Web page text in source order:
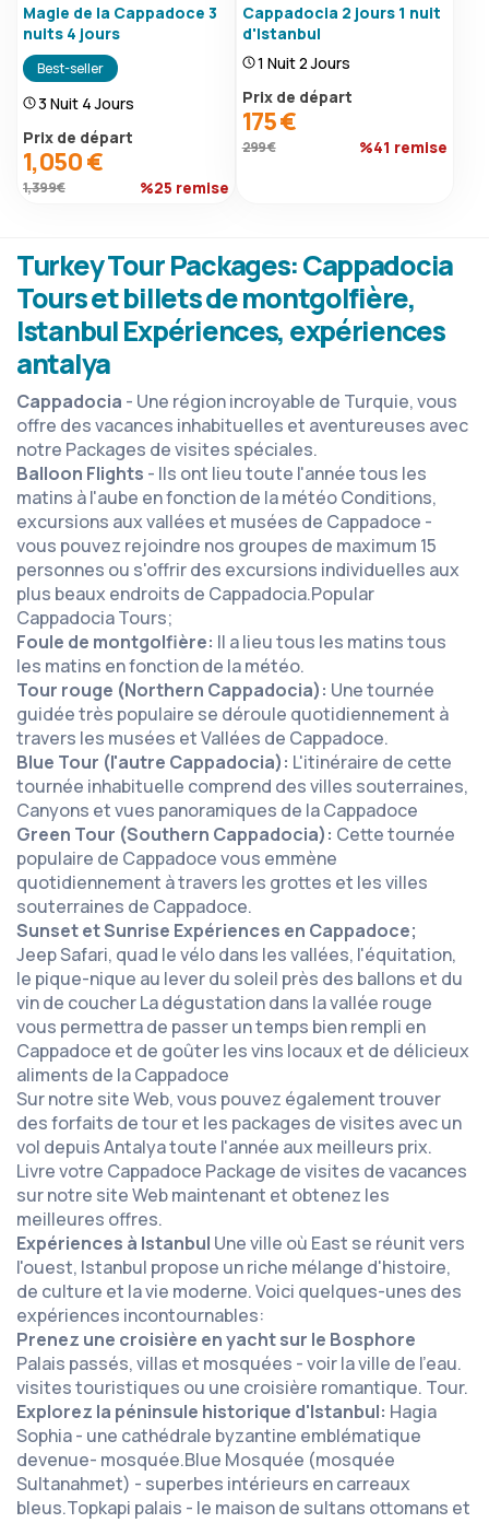
Magie de la Cappadoce 3
nuits 4 jours
Best-seller
3 Nuit 4 Jours
Prix ​​de départ
1,050 €
1,399 € %25 remise
Cappadocia 2 jours 1 nuit
d'Istanbul
1 Nuit 2 Jours
Prix ​​de départ
175 €
299 € %41 remise
Turkey Tour Packages: Cappadocia
Tours et billets de montgolfière,
Istanbul Expériences, expériences
antalya
Cappadocia - Une région incroyable de Turquie, vous
offre des vacances inhabituelles et aventureuses avec
notre Packages de visites spéciales.
Balloon Flights - Ils ont lieu toute l'année tous les
matins à l'aube en fonction de la météo Conditions,
excursions aux vallées et musées de Cappadoce -
vous pouvez rejoindre nos groupes de maximum 15
personnes ou s'offrir des excursions individuelles aux
plus beaux endroits de Cappadocia.Popular
Cappadocia Tours;
Foule de montgolfière: Il a lieu tous les matins tous
les matins en fonction de la météo.
Tour rouge (Northern Cappadocia): Une tournée
guidée très populaire se déroule quotidiennement à
travers les musées et Vallées de Cappadoce.
Blue Tour (l'autre Cappadocia): L'itinéraire de cette
tournée inhabituelle comprend des villes souterraines,
Canyons et vues panoramiques de la Cappadoce
Green Tour (Southern Cappadocia): Cette tournée
populaire de Cappadoce vous emmène
quotidiennement à travers les grottes et les villes
souterraines de Cappadoce.
Sunset et Sunrise Expériences en Cappadoce;
Jeep Safari, quad le vélo dans les vallées, l'équitation,
le pique-nique au lever du soleil près des ballons et du
vin de coucher La dégustation dans la vallée rouge
vous permettra de passer un temps bien rempli en
Cappadoce et de goûter les vins locaux et de délicieux
aliments de la Cappadoce
Sur notre site Web, vous pouvez également trouver
des forfaits de tour et les packages de visites avec un
vol depuis Antalya toute l'année aux meilleurs prix.
Livre votre Cappadoce Package de visites de vacances
sur notre site Web maintenant et obtenez les
meilleures offres.
Expériences à Istanbul Une ville où East se réunit vers
l'ouest, Istanbul propose un riche mélange d'histoire,
de culture et la vie moderne. Voici quelques-unes des
expériences incontournables:
Prenez une croisière en yacht sur le Bosphore
Palais passés, villas et mosquées - voir la ville de l'eau.
visites touristiques ou une croisière romantique. Tour.
Explorez la péninsule historique d'Istanbul: Hagia
Sophia - une cathédrale byzantine emblématique
devenue- mosquée.Blue Mosquée (mosquée
Sultanahmet) - superbes intérieurs en carreaux
bleus.Topkapi palais - le maison de sultans ottomans et